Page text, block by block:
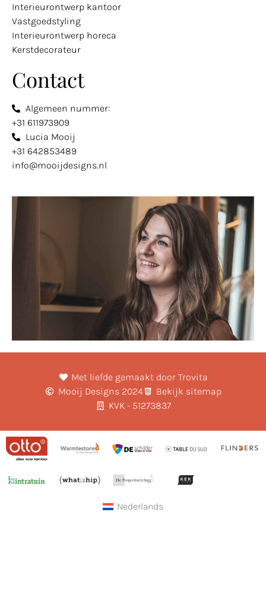
Interieurontwerp kantoor
Vastgoedstyling
Interieurontwerp horeca
Kerstdecorateur
Contact
Algemeen nummer:
+31 611973909
Lucia Mooij
+31 642853489
info@mooijdesigns.nl
Met liefde gemaakt door Trovita
Mooij Designs 2024
Bekijk sitemap
KVK - 51273837
Nederlands